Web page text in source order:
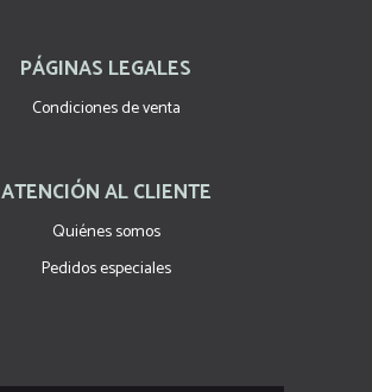
PÁGINAS LEGALES
Condiciones de venta
ATENCIÓN AL CLIENTE
Quiénes somos
Pedidos especiales